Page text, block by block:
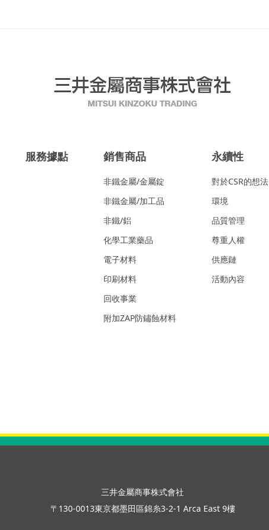
服務據點 銷售商品
非鐵金屬/金屬錠
非鐵金屬/加工品
非鐵/鋁
化學工業藥品
電子材料
印刷材料
回收事業
附加ZAP防鏽蝕材料
永續性
對於CSR的想法
環境
品質管理
尊重人權
供應鏈
活動內容
三井金屬商事株式會社
〒130-0013東京都墨田區錦糸3-2-1 Arca East 9樓